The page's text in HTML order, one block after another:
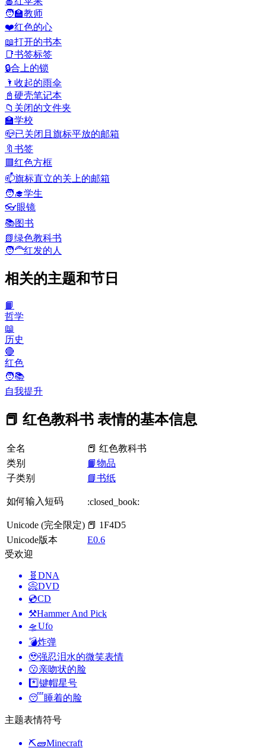
🧑‍🏫教师
❤️红色的心
📖打开的书本
📑书签标签
🔒合上的锁
🌂 收起的雨伞
📓 硬壳笔记本
📁 关闭的文件夹
🏫学校
📪已关闭且旗标平放的邮箱
🔖 书签
🟥红色方框
📫旗标直立的关上的邮箱
🧑‍🎓学生
👓眼镜
📚图书
📗绿色教科书
🧑‍🦰红发的人
相关的主题和节日
📙
哲学
📖
历史
🔴
红色
🧑📚
自我提升
📕 红色教科书 表情的基本信息
全名
📕 红色教科书
类别
📙物品
子类别
📘书纸
如何输入短码 :closed_book:
Unicode (完全限定) 📕 1F4D5
Unicode版本
E0.6
受欢迎
🧬 DNA
📀DVD
💿CD
⚒️Hammer And Pick
🛸Ufo
💣炸弹
🥹强忍泪水的微笑表情
😗亲吻状的脸
*️⃣键帽星号
😴睡着的脸
主题表情符号
⛏🧱Minecraft